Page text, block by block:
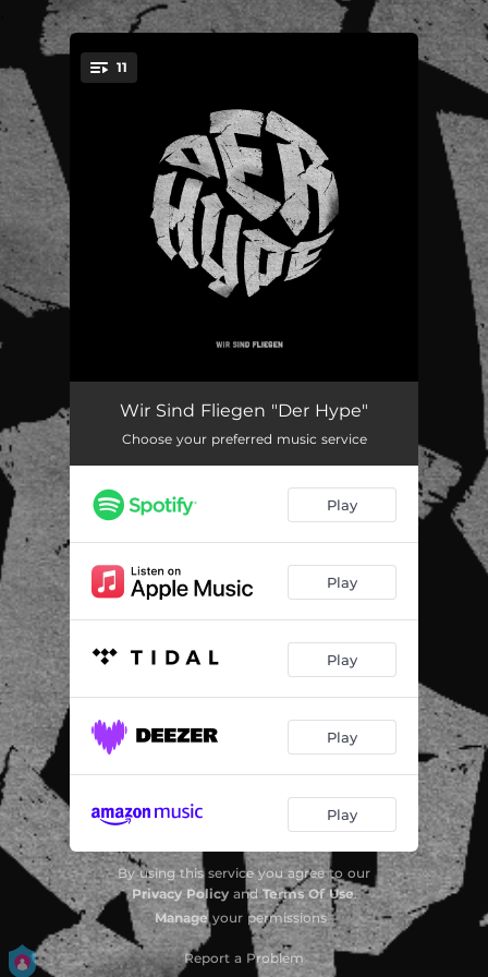
You're all set!
11
Nitro
Gen Z
Alles muss in Klammern stehen --
Schwindel
Der Hype --
Blaulicht Panik (Version 2024)
Koffeeinsong --
--
--
Wir Sind Fliegen "Der Hype"
Choose your preferred music service
Play
Play
Play
Play
Play
By using this service you agree to our
Privacy PolicyandTerms Of Use.
Manageyour permissions
Report a Problem